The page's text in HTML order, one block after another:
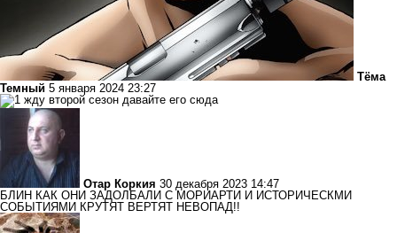
Тёма
Темный 5 января 2024 23:27
жду второй сезон давайте его сюда
Отар Коркия 30 декабря 2023 14:47
БЛИН КАК ОНИ ЗАДОЛБАЛИ С МОРИАРТИ И ИСТОРИЧЕСКМИ
СОБЫТИЯМИ КРУТЯТ ВЕРТЯТ НЕВОПАД!!